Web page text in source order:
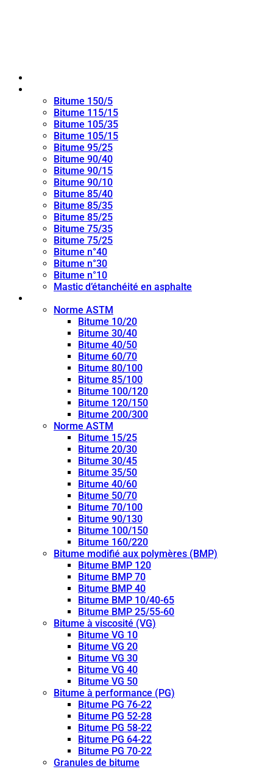
Bitume 150/5
Bitume 115/15
Bitume 105/35
Bitume 105/15
Bitume 95/25
Bitume 90/40
Bitume 90/15
Bitume 90/10
Bitume 85/40
Bitume 85/35
Bitume 85/25
Bitume 75/35
Bitume 75/25
Bitume n°40
Bitume n°30
Bitume n°10
Mastic d’étanchéité en asphalte
Norme ASTM
Bitume 10/20
Bitume 30/40
Bitume 40/50
Bitume 60/70
Bitume 80/100
Bitume 85/100
Bitume 100/120
Bitume 120/150
Bitume 200/300
Norme ASTM
Bitume 15/25
Bitume 20/30
Bitume 30/45
Bitume 35/50
Bitume 40/60
Bitume 50/70
Bitume 70/100
Bitume 90/130
Bitume 100/150
Bitume 160/220
Bitume modifié aux polymères (BMP)
Bitume BMP 120
Bitume BMP 70
Bitume BMP 40
Bitume BMP 10/40-65
Bitume BMP 25/55-60
Bitume à viscosité (VG)
Bitume VG 10
Bitume VG 20
Bitume VG 30
Bitume VG 40
Bitume VG 50
Bitume à performance (PG)
Bitume PG 76-22
Bitume PG 52-28
Bitume PG 58-22
Bitume PG 64-22
Bitume PG 70-22
Granules de bitume